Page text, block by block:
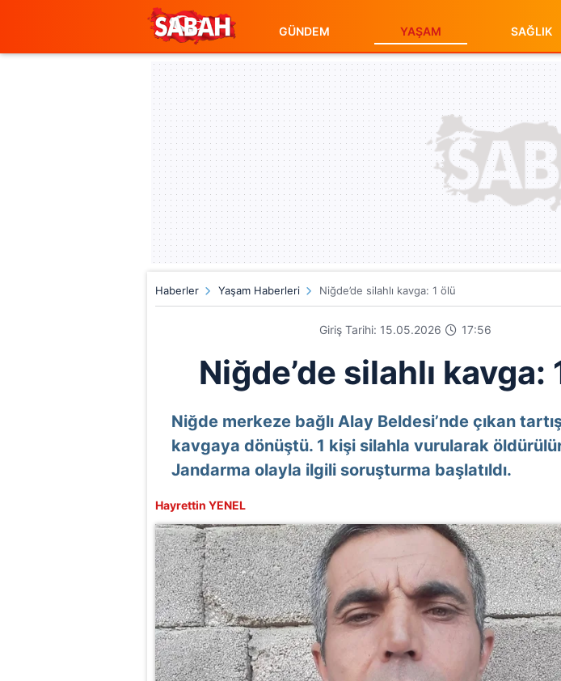
GÜNDEM YAŞAM SAĞLIK
Haberler Yaşam Haberleri Niğde’de silahlı kavga: 1 ölü
Giriş Tarihi: 15.05.2026 17:56
Niğde’de silahlı kavga:
Niğde merkeze bağlı Alay Beldesi’nde çıkan
kavgaya dönüştü. 1 kişi silahla vurularak
Jandarma olayla ilgili soruşturma başlatıldı.
Hayrettin YENEL